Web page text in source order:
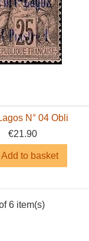
N° 04 Obli
€21.90
Add to basket
6 item(s)